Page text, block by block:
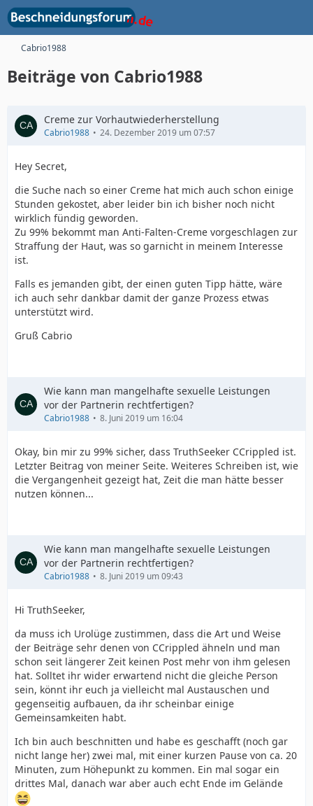
Cabrio1988
Beiträge von Cabrio1988
Creme zur Vorhautwiederherstellung
Cabrio1988 24. Dezember 2019 um 07:57
Hey Secret,
die Suche nach so einer Creme hat mich auch schon einige
Stunden gekostet, aber leider bin ich bisher noch nicht
wirklich fündig geworden.
Zu 99% bekommt man Anti-Falten-Creme vorgeschlagen zur
Straffung der Haut, was so garnicht in meinem Interesse
ist.
Falls es jemanden gibt, der einen guten Tipp hätte, wäre
ich auch sehr dankbar damit der ganze Prozess etwas
unterstützt wird.
Gruß Cabrio
Wie kann man mangelhafte sexuelle Leistungen
vor der Partnerin rechtfertigen?
Cabrio1988 8. Juni 2019 um 16:04
Okay, bin mir zu 99% sicher, dass TruthSeeker CCrippled ist.
Letzter Beitrag von meiner Seite. Weiteres Schreiben ist, wie
die Vergangenheit gezeigt hat, Zeit die man hätte besser
nutzen können...
Wie kann man mangelhafte sexuelle Leistungen
vor der Partnerin rechtfertigen?
Cabrio1988 8. Juni 2019 um 09:43
Hi TruthSeeker,
da muss ich Urolüge zustimmen, dass die Art und Weise
der Beiträge sehr denen von CCrippled ähneln und man
schon seit längerer Zeit keinen Post mehr von ihm gelesen
hat. Solltet ihr wider erwartend nicht die gleiche Person
sein, könnt ihr euch ja vielleicht mal Austauschen und
gegenseitig aufbauen, da ihr scheinbar einige
Gemeinsamkeiten habt.
Ich bin auch beschnitten und habe es geschafft (noch gar
nicht lange her) zwei mal, mit einer kurzen Pause von ca. 20
Minuten, zum Höhepunkt zu kommen. Ein mal sogar ein
drittes Mal, danach war aber auch echt Ende im Gelände